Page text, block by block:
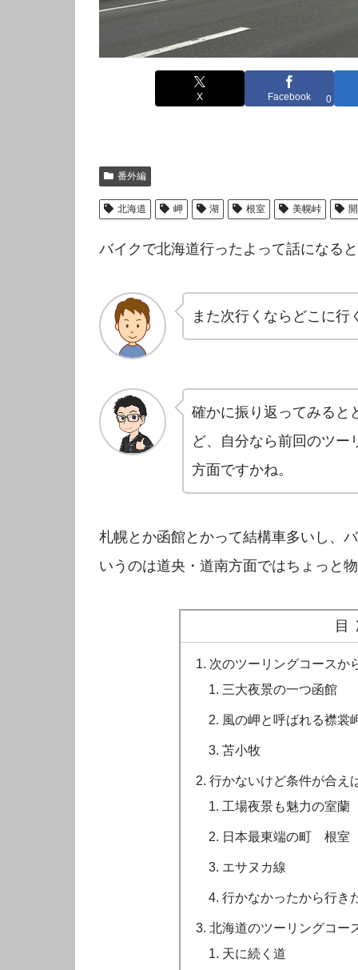
X Facebook 0
番外編
北海道 岬 湖 根室 美幌峠
バイクで北海道行ったよって話になる
また次行くならどこに行
確かに振り返ってみると
ど、自分なら前回のツー
方面ですかね。
札幌とか函館とかって結構車多いし、
いうのは道央・道南方面ではちょっと
次のツーリングコースか
三大夜景の一つ函館
風の岬と呼ばれる襟裳
苫小牧
行かないけど条件が合え
工場夜景も魅力の室蘭
日本最東端の町 根室
エサヌカ線
行かなかったから行き
北海道のツーリングコー
天に続く道